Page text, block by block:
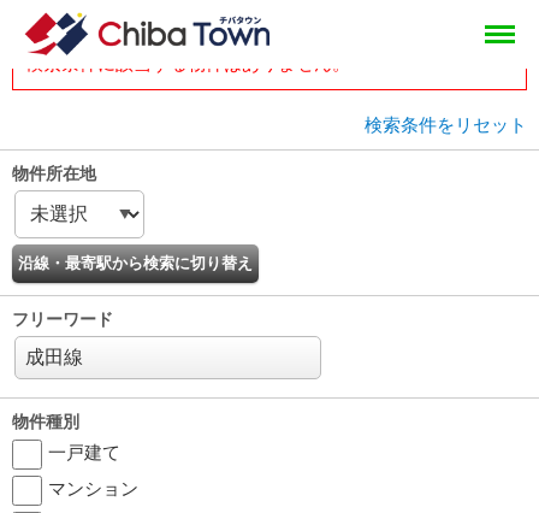
head
物件一覧
検索条件をリセット
物件所在地
フリーワード
物件種別
一戸建て
マンション